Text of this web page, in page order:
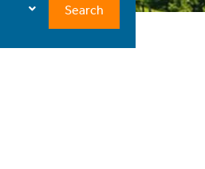
Search